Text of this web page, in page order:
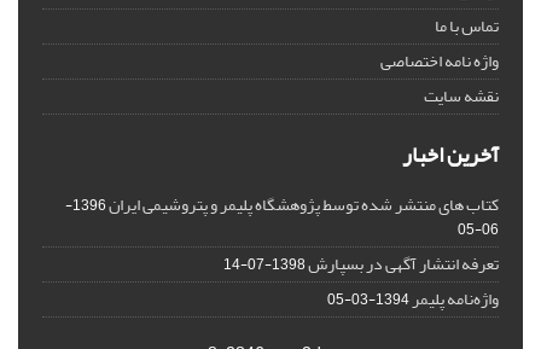
تماس با ما
واژه نامه اختصاصی
نقشه سایت
آخرین اخبار
کتاب های منتشر شده توسط پژوهشگاه پلیمر و پتروشیمی ایران
1396-
06-05
تعرفه انتشار آگهی در بسپارش1398-07-14
واژه‌نامه پلیمر1394-03-05